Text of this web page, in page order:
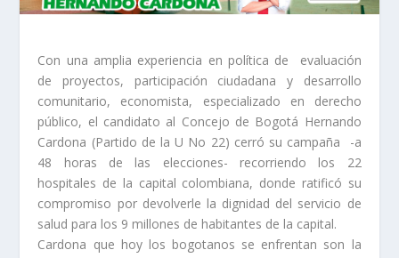
Con una amplia experiencia en política de evaluación
de proyectos, participación ciudadana y desarrollo
comunitario, economista, especializado en derecho
público, el candidato al Concejo de Bogotá Hernando
Cardona (Partido de la U No 22) cerró su campaña -a
48 horas de las elecciones- recorriendo los 22
hospitales de la capital colombiana, donde ratificó su
compromiso por devolverle la dignidad del servicio de
salud para los 9 millones de habitantes de la capital.
Cardona que hoy los bogotanos se enfrentan son la